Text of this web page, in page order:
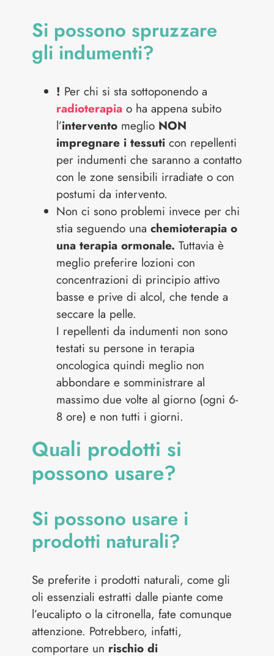
Si possono spruzzare
gli indumenti?
! Per chi si sta sottoponendo a
radioterapia o ha appena subito
l’intervento meglio NON
impregnare i tessuti con repellenti
per indumenti che saranno a contatto
con le zone sensibili irradiate o con
postumi da intervento.
Non ci sono problemi invece per chi
stia seguendo unachemioterapia o
una terapia ormonale. Tuttavia è
meglio preferire lozioni con
concentrazioni di principio attivo
basse e prive di alcol, che tende a
seccare la pelle.
I repellenti da indumenti non sono
testati su persone in terapia
oncologica quindi meglio non
abbondare e somministrare al
massimo due volte al giorno (ogni 6-
8 ore) e non tutti i giorni.
Quali prodotti si
possono usare?
Si possono usare i
prodotti naturali?
Se preferite i prodotti naturali, come gli
oli essenziali estratti dalle piante come
l’eucalipto o la citronella, fate comunque
attenzione. Potrebbero, infatti,
comportare un rischio di